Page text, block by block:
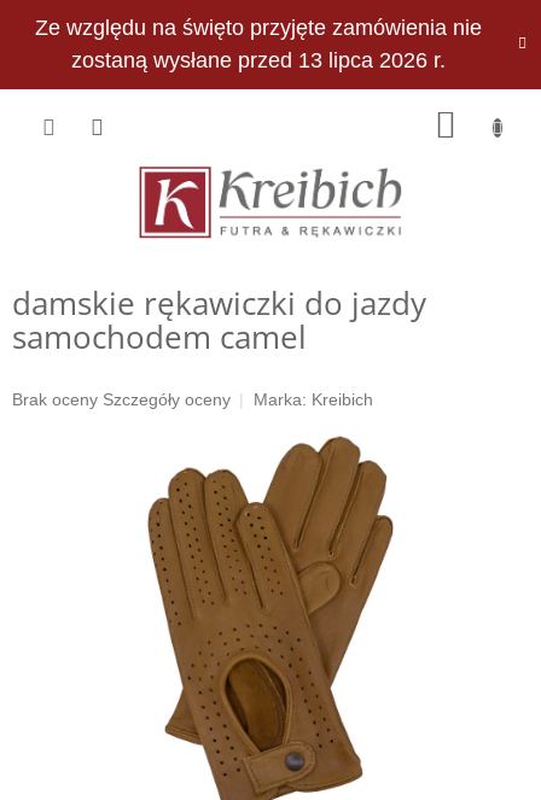
Ze względu na święto przyjęte zamówienia nie
zostaną wysłane przed 13 lipca 2026 r.
PLN
damskie rękawiczki do jazdy
samochodem camel
Średnia
Brak oceny Szczegóły oceny Marka: Kreibich